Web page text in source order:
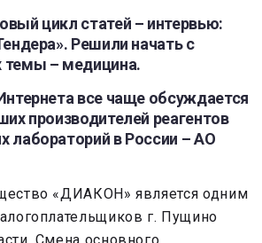
цикл статей – интервью:
Решили начать с
темы – медицина.
все чаще обсуждается
производителей реагентов
лабораторий в России – АО
«ДИАКОН» является одним
г. Пущино
Смена основного